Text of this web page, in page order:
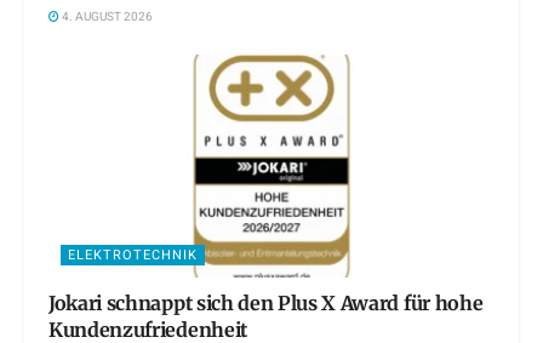
4. AUGUST 2026
ELEKTROTECHNIK
Jokari schnappt sich den Plus X Award für hohe
Kundenzufriedenheit